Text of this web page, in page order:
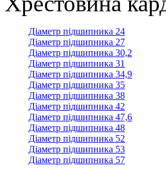
Діаметр підшипника 24
Діаметр підшипника 27
Діаметр підшипника 30,2
Діаметр підшипника 31
Діаметр підшипника 34,9
Діаметр підшипника 35
Діаметр підшипника 38
Діаметр підшипника 42
Діаметр підшипника 47,6
Діаметр підшипника 48
Діаметр підшипника 52
Діаметр підшипника 53
Діаметр підшипника 57